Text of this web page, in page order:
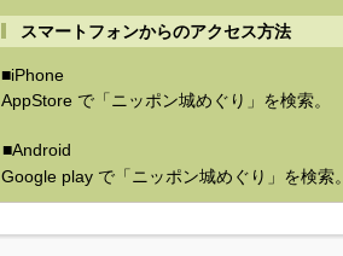
スマートフォンからのアクセス方法
■iPhone
AppStore で「ニッポン城めぐり」を検索。
■Android
Google play で「ニッポン城めぐり」を検索。